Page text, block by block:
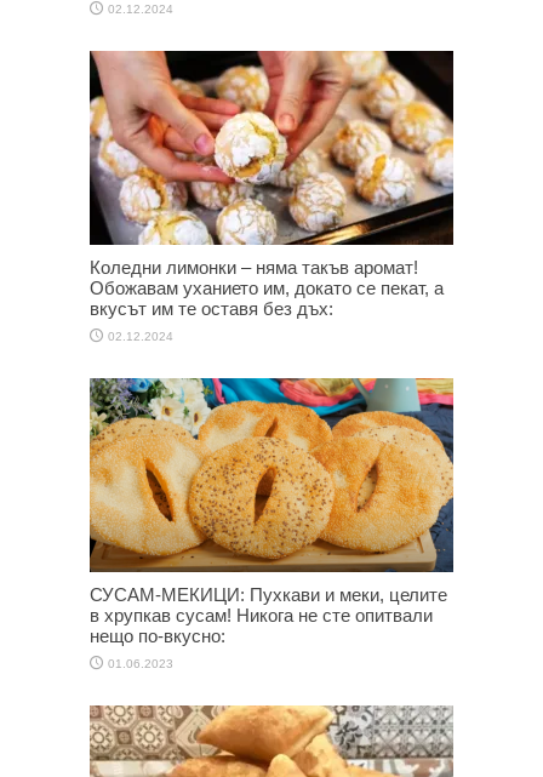
02.12.2024
Коледни лимонки – няма такъв аромат!
Обожавам уханието им, докато се пекат, а
вкусът им те оставя без дъх:
02.12.2024
СУСАМ-МЕКИЦИ: Пухкави и меки, целите
в хрупкав сусам! Никога не сте опитвали
нещо по-вкусно:
01.06.2023